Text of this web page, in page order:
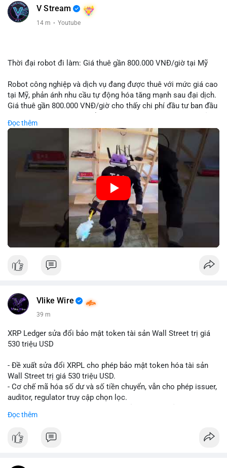
V Stream
14 m · Youtube
Thời đại robot đi làm: Giá thuê gần 800.000 VNĐ/giờ tại Mỹ
Robot công nghiệp và dịch vụ đang được thuê với mức giá cao
tại Mỹ, phản ánh nhu cầu tự động hóa tăng mạnh sau đại dịch.
Giá thuê gần 800.000 VNĐ/giờ cho thấy chi phí đầu tư ban đầu
lỗi con người. Xu hướng này có thể đẩy nhanh việc thay thế lao
động đơn giản trong sản xuất và logistics.
🎥 Xem video trực tiếp tại:
Nguồn: KIEN THUC KINH TE
Đọc thêm
Vlike Wire
39 m
XRP Ledger sửa đổi bảo mật token tài sản Wall Street trị giá
530 triệu USD
- Đề xuất sửa đổi XRPL cho phép bảo mật token hóa tài sản
Wall Street trị giá 530 triệu USD.
- Cơ chế mã hóa số dư và số tiền chuyển, vẫn cho phép issuer,
auditor, regulator truy cập chọn lọc.
tài chính.
chức tài chính.
Đọc thêm